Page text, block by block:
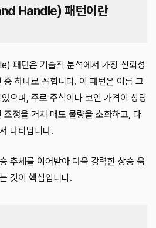
Handle) 패턴이란
패턴은 기술적 분석에서 가장 신뢰성
하나로 꼽힙니다. 이 패턴은 이름 그
으며, 주로 주식이나 코인 가격이 상당
정을 거쳐 매도 물량을 소화하고, 다
나타납니다.
추세를 이어받아 더욱 강력한 상승 움
것이 핵심입니다.